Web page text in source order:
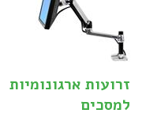
זרועות ארגונומיות
למסכים